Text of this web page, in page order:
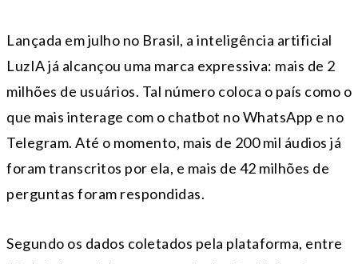
Lançada em julho no Brasil, a inteligência artificial
LuzIA já alcançou uma marca expressiva: mais de 2
milhões de usuários. Tal número coloca o país como o
que mais interage com o chatbot no WhatsApp e no
Telegram. Até o momento, mais de 200 mil áudios já
foram transcritos por ela, e mais de 42 milhões de
perguntas foram respondidas.
Segundo os dados coletados pela plataforma, entre